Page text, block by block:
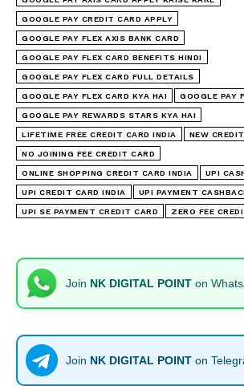
I WANT IN
I've read and accept thePrivacy Policy
GOOGLE PAY CREDIT CARD APPLY
GOOGLE PAY FLEX AXIS BANK CARD
GOOGLE PAY FLEX CARD BENEFITS HINDI
GOOGLE PAY FLEX CARD FULL DETAILS
GOOGLE PAY FLEX CARD KYA HAI GOOGLE PAY
GOOGLE PAY REWARDS STARS KYA HAI
LIFETIME FREE CREDIT CARD INDIA NEW
NO JOINING FEE CREDIT CARD
ONLINE SHOPPING CREDIT CARD INDIA UPI
UPI CREDIT CARD INDIA UPI PAYMENT
UPI SE PAYMENT CREDIT CARD ZERO FEE
Join NK DIGITAL POINT on
Join NK DIGITAL POINT on